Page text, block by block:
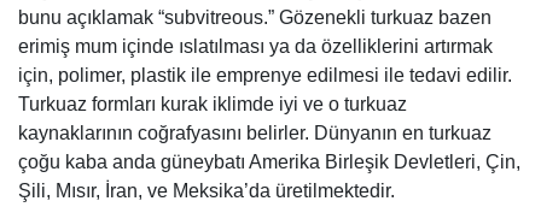
bunu açıklamak “subvitreous.” Gözenekli turkuaz bazen
erimiş mum içinde ıslatılması ya da özelliklerini artırmak
için, polimer, plastik ile emprenye edilmesi ile tedavi edilir.
Turkuaz formları kurak iklimde iyi ve o turkuaz
kaynaklarının coğrafyasını belirler. Dünyanın en turkuaz
çoğu kaba anda güneybatı Amerika Birleşik Devletleri, Çin,
Şili, Mısır, İran, ve Meksika’da üretilmektedir.